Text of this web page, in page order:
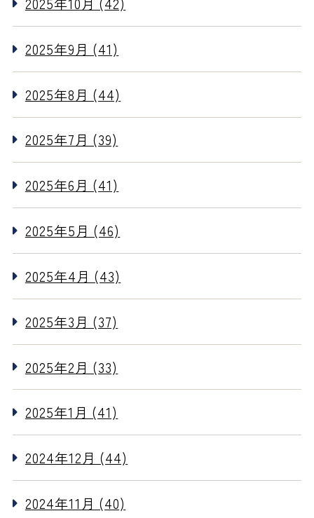
2025年9月 (41)
2025年8月 (44)
2025年7月 (39)
2025年6月 (41)
2025年5月 (46)
2025年4月 (43)
2025年3月 (37)
2025年2月 (33)
2025年1月 (41)
2024年12月 (44)
2024年11月 (40)